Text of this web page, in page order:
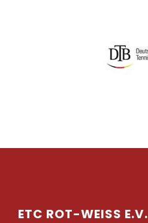
ETC ROT-WEISS E.V.